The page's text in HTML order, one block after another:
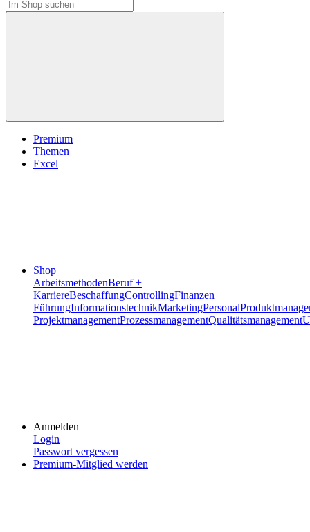
Premium
Themen
Excel
Shop
ArbeitsmethodenBeruf +
KarriereBeschaffungControllingFinanzen
FührungInformationstechnikMarketingPersonal
ProjektmanagementProzessmanagementQualitätsmanagement
Anmelden
Login
Passwort vergessen
Premium-Mitglied werden